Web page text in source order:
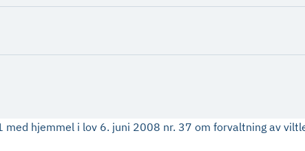
hjemmel i lov 6. juni 2008 nr. 37 om forvaltning av